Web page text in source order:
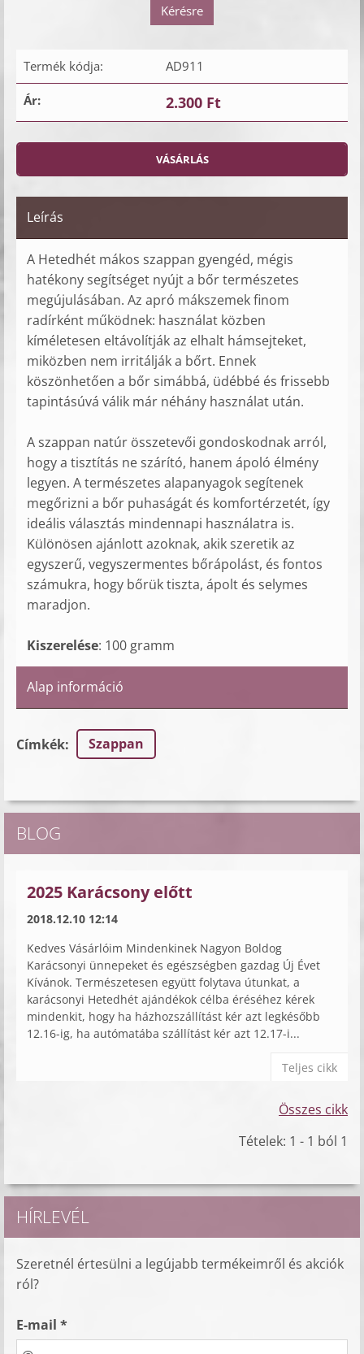
Kérésre
Termék kódja: AD911
Ár: 2.300 Ft
Leírás
A Hetedhét mákos szappan gyengéd, mégis
hatékony segítséget nyújt a bőr természetes
megújulásában. Az apró mákszemek finom
radírként működnek: használat közben
kíméletesen eltávolítják az elhalt hámsejteket,
miközben nem irritálják a bőrt. Ennek
köszönhetően a bőr simábbá, üdébbé és frissebb
tapintásúvá válik már néhány használat után.
A szappan natúr összetevői gondoskodnak arról,
hogy a tisztítás ne szárító, hanem ápoló élmény
legyen. A természetes alapanyagok segítenek
megőrizni a bőr puhaságát és komfortérzetét, így
ideális választás mindennapi használatra is.
Különösen ajánlott azoknak, akik szeretik az
egyszerű, vegyszermentes bőrápolást, és fontos
számukra, hogy bőrük tiszta, ápolt és selymes
maradjon.
Kiszerelése: 100 gramm
Alap információ
Címkék: Szappan
BLOG
2025 Karácsony előtt
2018.12.10 12:14
Kedves Vásárlóim Mindenkinek Nagyon Boldog
Karácsonyi ünnepeket és egészségben gazdag Új Évet
Kívánok. Természetesen együtt folytava útunkat, a
karácsonyi Hetedhét ajándékok célba éréséhez kérek
mindenkit, hogy ha házhozszállítást kér azt legkésőbb
12.16-ig, ha autómatába szállítást kér azt 12.17-i...
Teljes cikk
Összes cikk
Tételek: 1 - 1 ból 1
HÍRLEVÉL
Szeretnél értesülni a legújabb termékeimről és akciók
ról?
E-mail *